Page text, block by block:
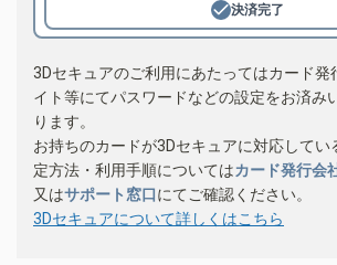
決済完了
3Dセキュアのご利用にあたってはカード発
イト等にてパスワードなどの設定をお済み
ります。
お持ちのカードが3Dセキュアに対応してい
定方法・利用手順についてはカード発行会
又はサポート窓口にてご確認ください。
3Dセキュアについて詳しくはこちら